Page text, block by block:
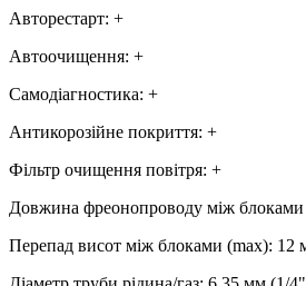
Авторестарт: +
Автоочищення: +
Самодіагностика: +
Антикорозійне покриття: +
Фільтр очищення повітря: +
Довжина фреонопроводу між блоками
Перепад висот між блоками (max): 12